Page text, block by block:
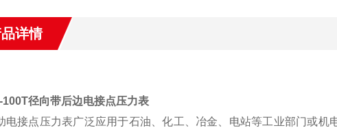
详情
100T径向带后边电接点压力表
电接点压力表广泛应用于石油、化工、冶金、电站等工业部门或